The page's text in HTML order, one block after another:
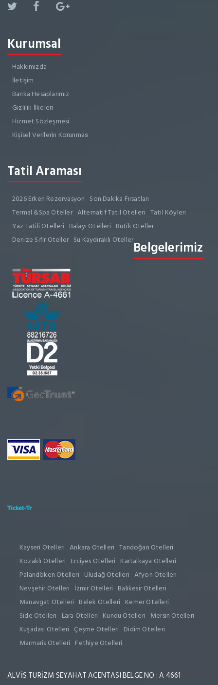
Kurumsal
Hakkımızda
İletişim
Banka Hesaplarımız
Gizlilik İlkeleri
Hizmet Sözleşmesi
Kişisel Verilerin Korunması
Tatil Araması
2026 Erken Rezervasyon Son Dakika Fırsatları
Termal &Spa Oteller Alternatif Tatil Otelleri Tatil Köyleri
Yaz Tatili Otelleri Balayı Otelleri Butik Oteller
Denize Sıfır Oteller Su Kaydıraklı OtellerBelgelerimiz
Kayseri Otelleri Ankara Otelleri Tandoğan Otelleri
Kozaklı Otelleri Erciyes Otelleri Kartalkaya Otelleri
Palandöken Otelleri Uludağ Otelleri Afyon Otelleri
Nevşehir Otelleri İzmir Otelleri Balıkesir Otelleri
Manavgat Otelleri Belek Otelleri Kemer Otelleri
Side Otelleri Lara Otelleri Kundu Otelleri Mersin Otelleri
Kuşadası Otelleri Çeşme Otelleri Didim Otelleri
Marmaris Otelleri Fethiye Otelleri
ALVİS TURİZM SEYAHAT ACENTASI BELGE NO : A 4661